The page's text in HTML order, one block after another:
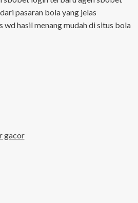
pasaran bola yang jelas
wd hasil menang mudah di situs bola
gacor